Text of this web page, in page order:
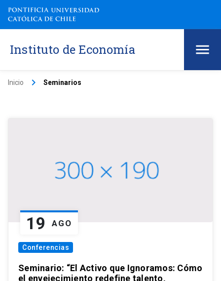
Instituto de Economía
Inicio keyboard_arrow_right Seminarios
19 AGO
Conferencias
Seminario: “El Activo que Ignoramos: Cómo
el envejecimiento redefine talento,